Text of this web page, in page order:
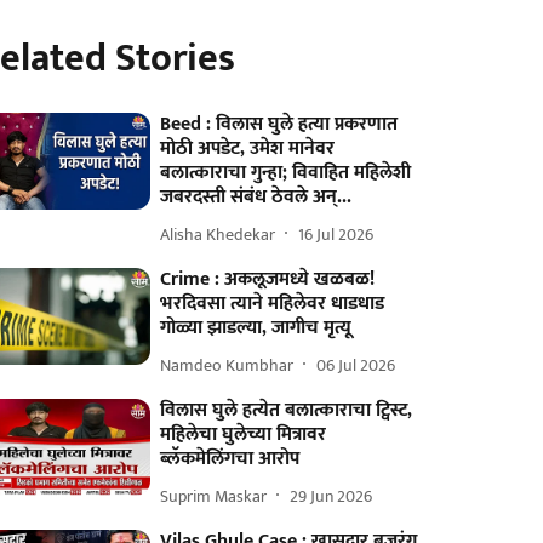
Stories
Beed : विलास घुले हत्या प्रकरणात
मोठी अपडेट, उमेश मानेवर
बलात्काराचा गुन्हा; विवाहित महिलेशी
जबरदस्ती संबंध ठेवले अन्...
Alisha Khedekar 16 Jul 2026
Crime : अकलूजमध्ये खळबळ!
भरदिवसा त्याने महिलेवर धाडधाड
गोळ्या झाडल्या, जागीच मृत्यू
Namdeo Kumbhar 06 Jul 2026
विलास घुले हत्येत बलात्काराचा ट्विस्ट,
महिलेचा घुलेच्या मित्रावर
ब्लॅकमेलिंगचा आरोप
Suprim Maskar 29 Jun 2026